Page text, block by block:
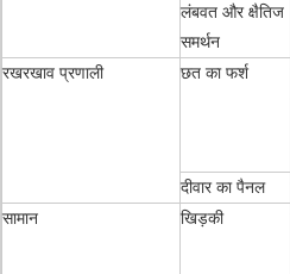
लंबवत और क्षैतिज
समर्थन
रखरखाव प्रणाली छत का फर्श
दीवार का पैनल
सामान
खिड़की